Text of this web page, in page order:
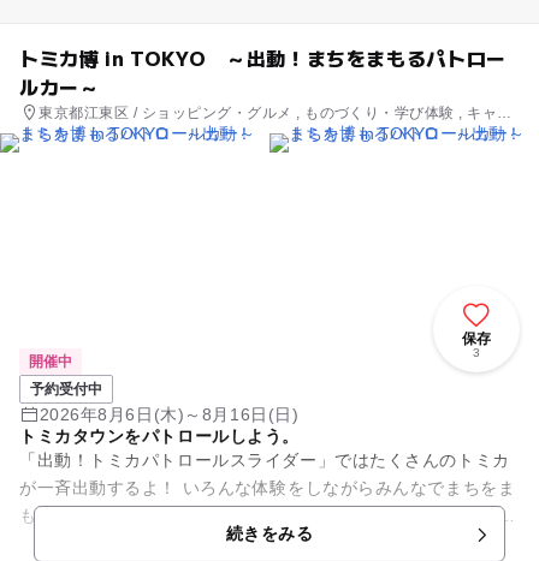
トミカ博 in TOKYO ～出動！まちをまもるパトロー
ルカー～
東京都江東区 / ショッピング・グルメ , ものづくり・学び体験 , キャラ
クターイベント
保存
3
開催中
予約受付中
2026年8月6日(木)～8月16日(日)
トミカタウンをパトロールしよう。
「出動！トミカパトロールスライダー」ではたくさんのトミカ
が一斉出動するよ！ いろんな体験をしながらみんなでまちをま
もろう！ トミカ巨大ジオラマやトミカバリエーションで自分の
続きをみる